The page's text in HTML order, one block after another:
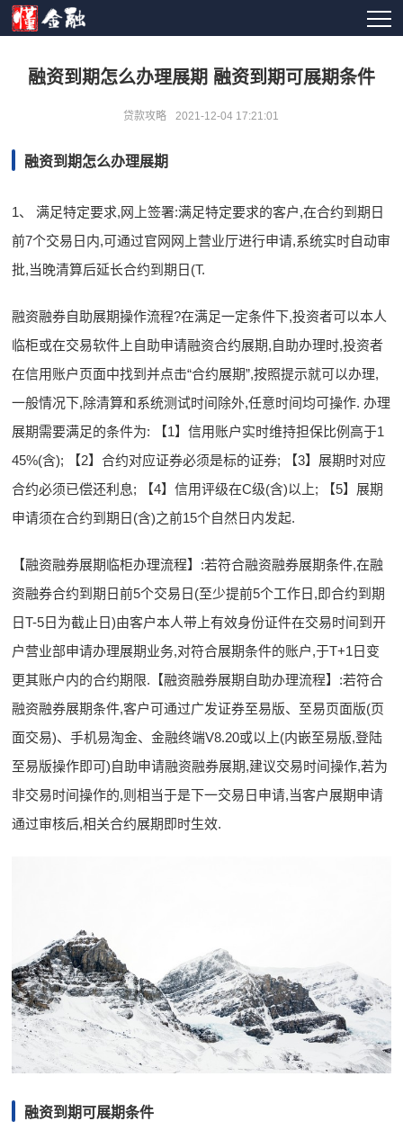
融资到期怎么办理展期 融资到期可展期条件
贷款攻略 2021-12-04 17:21:01
融资到期怎么办理展期
1、 满足特定要求,网上签署:满足特定要求的客户,在合约到期日
前7个交易日内,可通过官网网上营业厅进行申请,系统实时自动审
批,当晚清算后延长合约到期日(T.
融资融券自助展期操作流程?在满足一定条件下,投资者可以本人
临柜或在交易软件上自助申请融资合约展期,自助办理时,投资者
在信用账户页面中找到并点击“合约展期”,按照提示就可以办理,
一般情况下,除清算和系统测试时间除外,任意时间均可操作. 办理
展期需要满足的条件为: 【1】信用账户实时维持担保比例高于1
45%(含); 【2】合约对应证券必须是标的证券; 【3】展期时对应
合约必须已偿还利息; 【4】信用评级在C级(含)以上; 【5】展期
申请须在合约到期日(含)之前15个自然日内发起.
【融资融券展期临柜办理流程】:若符合融资融券展期条件,在融
资融券合约到期日前5个交易日(至少提前5个工作日,即合约到期
日T-5日为截止日)由客户本人带上有效身份证件在交易时间到开
户营业部申请办理展期业务,对符合展期条件的账户,于T+1日变
更其账户内的合约期限.【融资融券展期自助办理流程】:若符合
融资融券展期条件,客户可通过广发证券至易版、至易页面版(页
面交易)、手机易淘金、金融终端V8.20或以上(内嵌至易版,登陆
至易版操作即可)自助申请融资融券展期,建议交易时间操作,若为
非交易时间操作的,则相当于是下一交易日申请,当客户展期申请
通过审核后,相关合约展期即时生效.
融资到期可展期条件